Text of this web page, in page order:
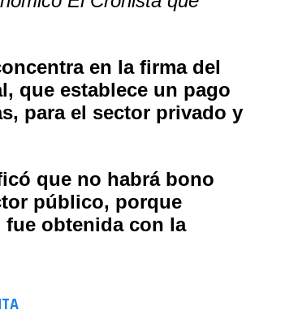
en la firma del
que establece un pago
para el sector privado y
que no habrá bono
público, porque
obtenida con la